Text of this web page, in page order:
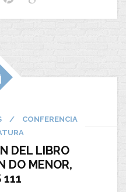
/
CONFERENCIA
DEL LIBRO
DO MENOR,
111